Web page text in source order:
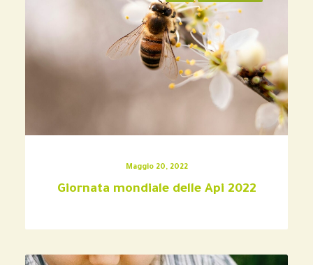
Maggio 20, 2022
Giornata mondiale delle Api 2022